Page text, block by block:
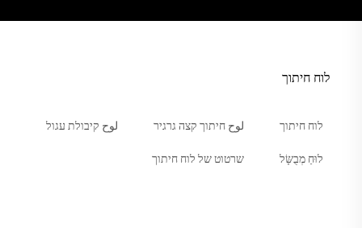
לוח חיתוך
לוח חיתוך لوح חיתוך קצה גרגיר لوح קיבולת עגול
לוּחַ מְבֻשָּׂל שרטוט של לוח חיתוך